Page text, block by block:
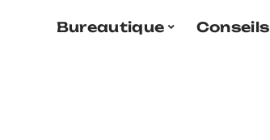
Bureautique Conseils